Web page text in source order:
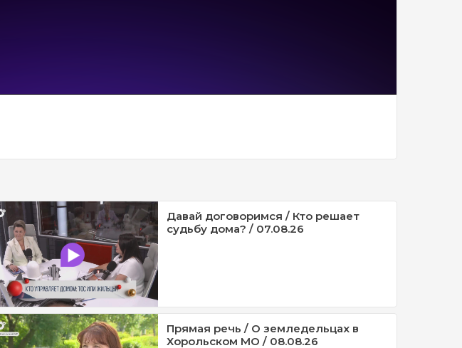
Давай договоримся / Кто решает
судьбу дома? / 07.08.26
Прямая речь / О земледельцах в
Хорольском МО / 08.08.26